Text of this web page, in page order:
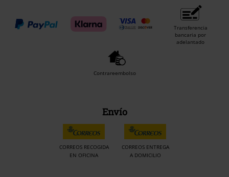
Transferencia
bancaria por
adelantado
Contrareembolso
Envío
CORREOS RECOGIDA
EN OFICINA
CORREOS ENTREGA
A DOMICILIO